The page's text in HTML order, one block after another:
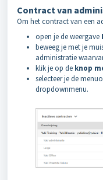
Contract van
Om het contract van een
open je de weergave
beweeg je met je
administratie
klik je op de knop
selecteer je de
dropdownmenu.